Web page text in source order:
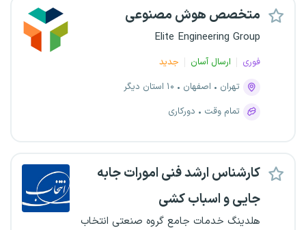
متخصص هوش مصنوعی
Elite Engineering Group
فوری ارسال آسان
جدید
تهران
اصفهان
۱۰ استان دیگر
تمام وقت
دورکاری
کارشناس ارشد فنی امورات جابه
جایی و اسباب کشی
هلدینگ خدمات جامع گروه صنعتی انتخاب